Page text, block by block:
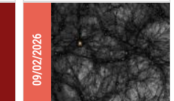
de un sol y una luna bien
dulces. Es el cuarto año que
la UB y el Gremio de
Pastelería de Barcelona se
alian para llevar a las
pastelerías la mona de
ciencia, una figura de
09/02/2026